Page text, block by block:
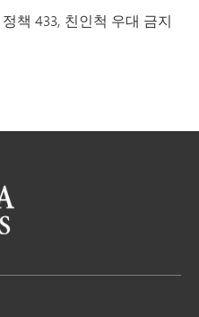
책 433, 친인척 우대 금지